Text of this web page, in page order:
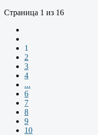
Страница 1 из 16
1
2
3
4
...
6
7
8
9
10